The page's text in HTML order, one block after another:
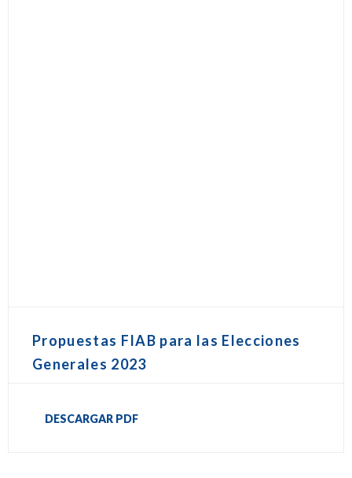
Propuestas FIAB para las Elecciones
Generales 2023
DESCARGAR PDF